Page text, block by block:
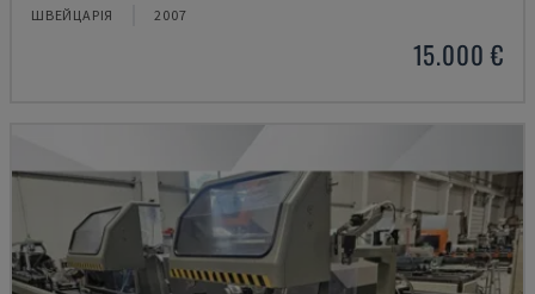
ШВЕЙЦАРІЯ 2007
15.000 €